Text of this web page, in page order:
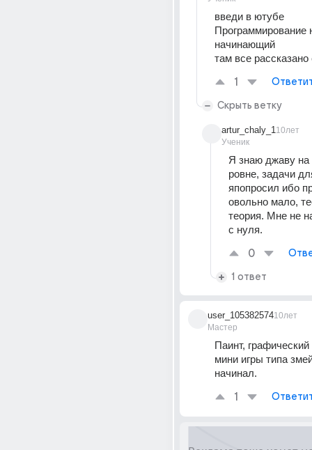
введи в ютубе
Программирование
начинающий
там все рассказано
1
Скрыть ветку
artur_chaly_1
Ученик
10лет
Я знаю джаву
ровне, задачи
япопросил ибо
овольно мало,
теория. Мне не
с нуля.
0
1 ответ
user_105382574
Мастер
10лет
Паинт,
мини игры типа
начинал.
1